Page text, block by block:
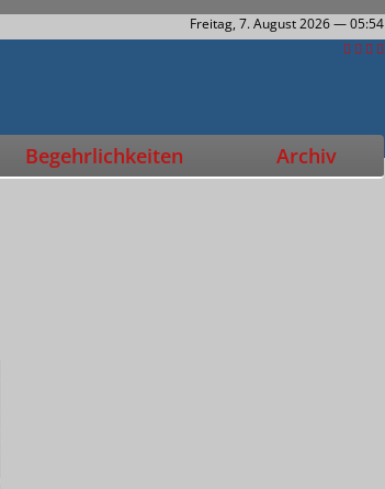
Freitag, 7. August 2026— 05:54
Begehrlichkeiten Archiv